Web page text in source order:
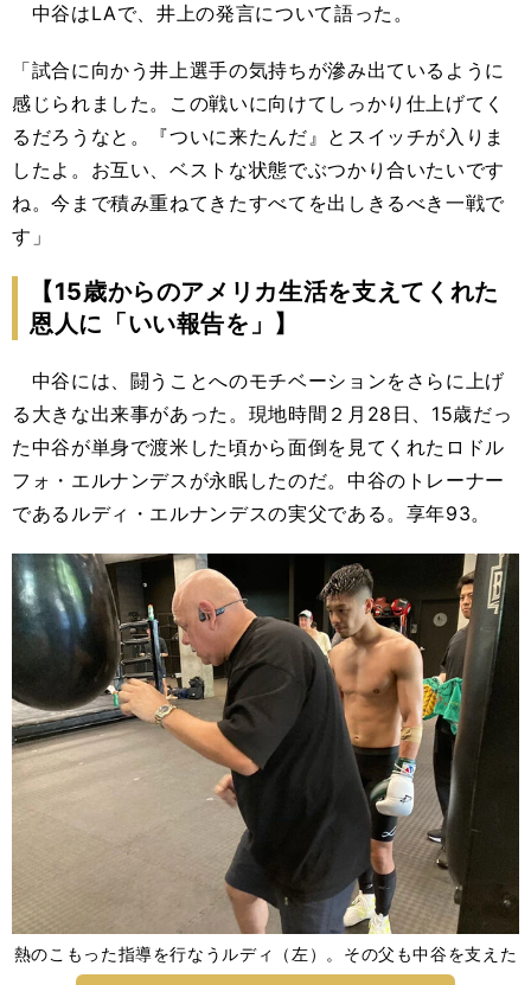
中谷はLAで、井上の発言について語った。
「試合に向かう井上選手の気持ちが滲み出ているように
感じられました。この戦いに向けてしっかり仕上げてく
るだろうなと。『ついに来たんだ』とスイッチが入りま
したよ。お互い、ベストな状態でぶつかり合いたいです
ね。今まで積み重ねてきたすべてを出しきるべき一戦で
す」
【15歳からのアメリカ生活を支えてくれた
恩人に「いい報告を」】
中谷には、闘うことへのモチベーションをさらに上げ
る大きな出来事があった。現地時間２月28日、15歳だっ
た中谷が単身で渡米した頃から面倒を見てくれたロドル
フォ・エルナンデスが永眠したのだ。中谷のトレーナー
であるルディ・エルナンデスの実父である。享年93。
熱のこもった指導を行なうルディ（左）。その父も中谷を支えた